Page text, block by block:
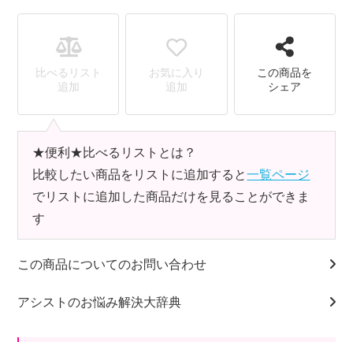
比べるリスト
追加
お気に入り
追加
この商品を
シェア
★便利★比べるリストとは？
比較したい商品をリストに追加すると一覧ページ
でリストに追加した商品だけを見ることができま
す
この商品についてのお問い合わせ
アシストのお悩み解決大辞典